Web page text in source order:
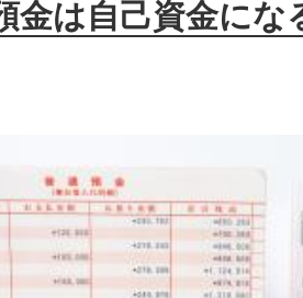
金は自己資金にな